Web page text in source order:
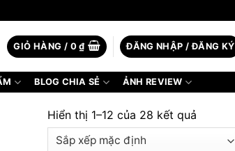
GIỎ HÀNG / 0₫ ĐĂNG NHẬP / ĐĂNG KÝ
BLOG CHIA SẺ ẢNH REVIEW
Hiển thị 1–12 của 28 kết quả